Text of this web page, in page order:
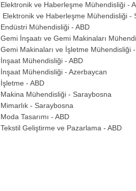
Elektronik ve Haberleşme Mühendisliği -
Elektronik ve Haberleşme Mühendisliği -
Endüstri Mühendisliği - ABD
Gemi İnşaatı ve Gemi Makinaları
Gemi Makinaları ve İşletme Mühendisliği
İnşaat Mühendisliği - ABD
İnşaat Mühendisliği - Azerbaycan
İşletme - ABD
Makina Mühendisliği - Saraybosna
Mimarlık - Saraybosna
Moda Tasarımı - ABD
Tekstil Geliştirme ve Pazarlama - ABD